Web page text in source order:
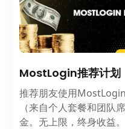
MostLogin推荐计划
推荐朋友使用
（来自个人套餐和团队
金。无上限，终身收益。